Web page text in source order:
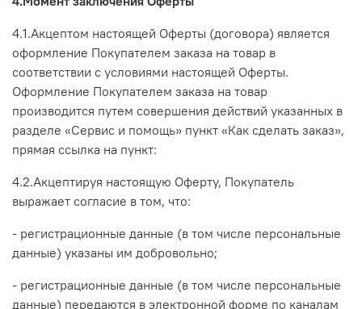
4.1.Акцептом настоящей Оферты (договора) является
оформление Покупателем заказа на товар в
соответствии с условиями настоящей Оферты.
Оформление Покупателем заказа на товар
производится путем совершения действий указанных в
разделе «Сервис и помощь» пункт «Как сделать заказ»,
прямая ссылка на пункт:
4.2.Акцептируя настоящую Оферту, Покупатель
выражает согласие в том, что:
- регистрационные данные (в том числе персональные
данные) указаны им добровольно;
- регистрационные данные (в том числе персональные
данные) передаются в электронной форме по каналам